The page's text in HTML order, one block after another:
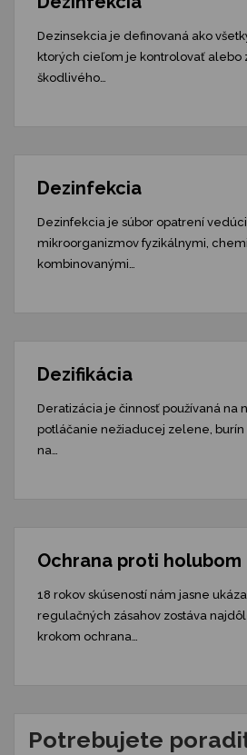
Dezinsekcia je definovaná ako
ktorých cieľom je kontrolovať alebo
škodlivého…
Dezinfekcia
Dezinfekcia je súbor opatrení
mikroorganizmov fyzikálnymi,
kombinovanými…
Dezifikácia
Deratizácia je činnosť používaná na
potláčanie nežiaducej zelene,
na…
Ochrana proti holubom
18 rokov skúseností nám jasne
regulačných zásahov zostáva
krokom ochrana…
Potrebujete